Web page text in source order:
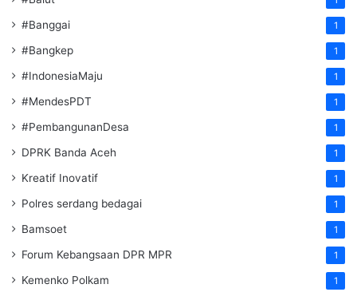
#Banggai 1
#Bangkep 1
#IndonesiaMaju 1
#MendesPDT 1
#PembangunanDesa 1
DPRK Banda Aceh 1
Kreatif Inovatif 1
Polres serdang bedagai 1
Bamsoet 1
Forum Kebangsaan DPR MPR 1
Kemenko Polkam 1